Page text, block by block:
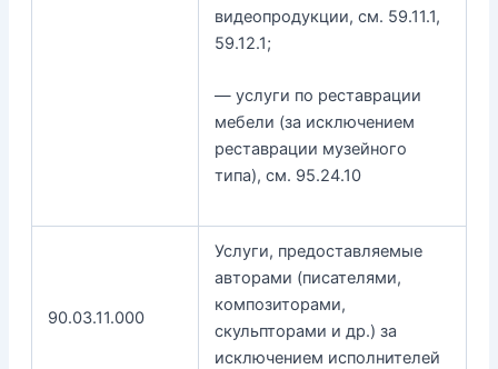
видеопродукции, см. 59.11.1,
59.12.1;
— услуги по реставрации
мебели (за исключением
реставрации музейного
типа), см. 95.24.10
90.03.11.000
Услуги, предоставляемые
авторами (писателями,
композиторами,
скульпторами и др.) за
исключением исполнителей